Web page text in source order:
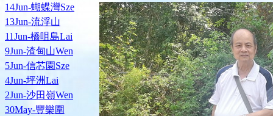
14Jun-蝴蝶灣Sze
13Jun-流浮山
11Jun-橋咀島Lai
9Jun-渣甸山Wen
5Jun-信芯園Sze
4Jun-坪洲Lai
2Jun-沙田嶺Wen
30May-豐樂圍